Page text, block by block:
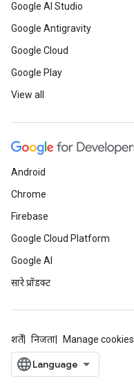
Google AI Studio
Google Antigravity
Google Cloud
Google Play
View all
Android
Chrome
Firebase
Google Cloud Platform
Google AI
सारे प्रॉडक्ट
शर्तें निजता Manage cookies